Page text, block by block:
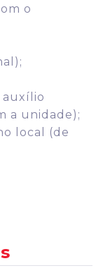
o
a unidade);
local (de